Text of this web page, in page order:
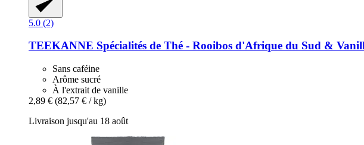
5.0 (2)
TEEKANNE Spécialités de Thé -​ Rooibos d'Afrique du Sud &
Sans caféine
Arôme sucré
À l'extrait de vanille
2,89 € (82,57 € / kg)
Livraison jusqu'au 18 août